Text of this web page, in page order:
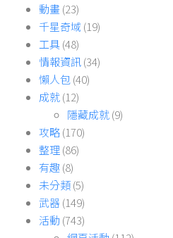
動畫(23)
千星奇域 (19)
工具(48)
情報資訊(34)
懶人包(40)
成就(12)
隱藏成就(9)
攻略(170)
整理(86)
有趣(8)
未分類(5)
武器(149)
活動 (743)